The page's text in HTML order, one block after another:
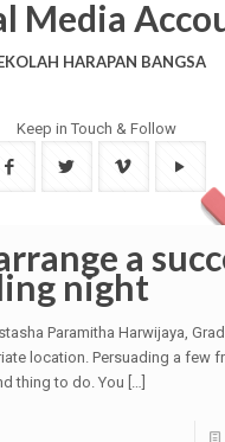
Media
HARAPAN BANGSA
Keep in Touch & Follow
a
night
Paramitha Harwijaya,
location. Persuading a few
thing to do. You […]